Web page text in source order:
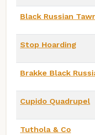
Black Russian
Stop Hoarding
Brakke Black
Cupido Quadrupel
Tuthola & Co